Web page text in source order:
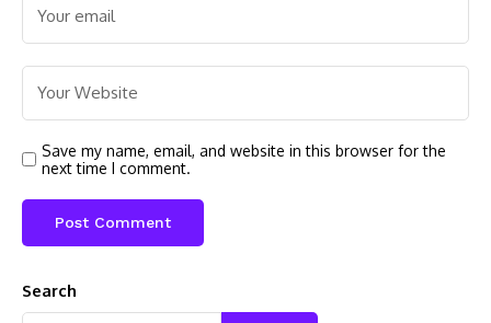
Save my name, email, and website in this browser for the
next time I comment.
Search